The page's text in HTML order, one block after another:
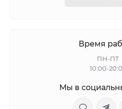
Время
ПН-ПТ
10:00-
Мы в